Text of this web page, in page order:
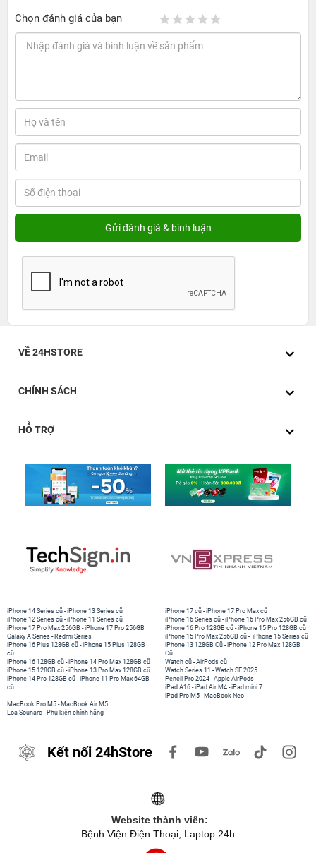
Chọn đánh giá của bạn
VỀ 24HSTORE
CHÍNH SÁCH
HỖ TRỢ
iPhone 14 Series cũ -iPhone 13 Series cũ
iPhone 12 Series cũ -iPhone 11 Series cũ
iPhone 17 Pro Max 256GB -iPhone 17 Pro 256GB
Galaxy A Series - Redmi Series
iPhone 17 cũ -iPhone 17 Pro Max cũ
iPhone 16 Series cũ - iPhone 16 Pro Max 256GB cũ
iPhone 16 Pro 128GB cũ -iPhone 15 Pro 128GB cũ
iPhone 15 Pro Max 256GB cũ - iPhone 15 Series cũ
iPhone 16 Plus 128GB cũ -iPhone 15 Plus 128GB
cũ
iPhone 16 128GB cũ -iPhone 14 Pro Max 128GB cũ
iPhone 15 128GB cũ -iPhone 13 Pro Max 128GB cũ
iPhone 14 Pro 128GB cũ -iPhone 11 Pro Max 64GB
cũ
iPhone 13 128GB Cũ -iPhone 12 Pro Max 128GB
Cũ
Watch cũ -AirPods cũ
Watch Series 11 -Watch SE 2025
Pencil Pro 2024 -Apple AirPods
iPad A16 -iPad Air M4 -iPad mini 7
iPad Pro M5 - MacBook Neo
MacBook Pro M5 - MacBook Air M5
Loa Sounarc - Phụ kiện chính hãng
Kết nối 24hStore
Website thành viên:
Bệnh Viện Điện Thoại, Laptop 24h